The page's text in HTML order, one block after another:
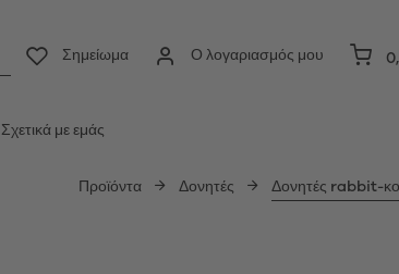
Σημείωμα Ο λογαριασμός μου
Σχετικά με εμάς
Προϊόντα Δονητές Δονητές rabbit-